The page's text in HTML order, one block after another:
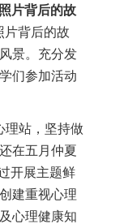
照片背后的故
片背后的故
景。充分发
们参加活动
理站，坚持做
在五月仲夏
开展主题鲜
建重视心理
心理健康知